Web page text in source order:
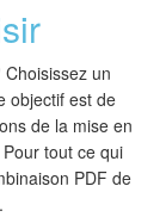
Choisissez un
objectif est de
de la mise en
tout ce qui
PDF de